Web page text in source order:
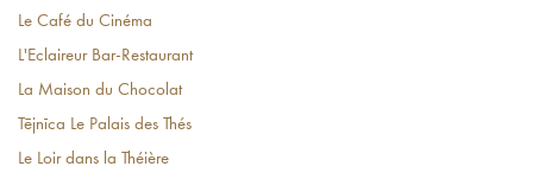
Le Café du Cinéma
L'Eclaireur Bar-Restaurant
La Maison du Chocolat
Tējnīca Le Palais des Thés
Le Loir dans la Théière